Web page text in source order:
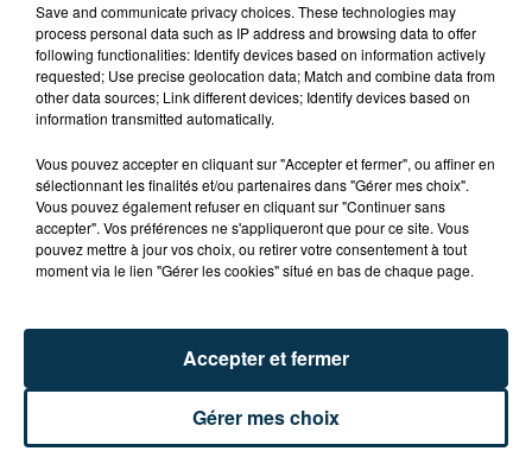
BASKET : LA CHORALE MAITRE DU DERBY DE LA
LOIRE
Save and communicate privacy choices. These technologies may
process personal data such as IP address and browsing data to offer
following functionalities: Identify devices based on information actively
requested; Use precise geolocation data; Match and combine data from
other data sources; Link different devices; Identify devices based on
information transmitted automatically.
Vous pouvez accepter en cliquant sur "Accepter et fermer", ou affiner en
sélectionnant les finalités et/ou partenaires dans "Gérer mes choix".
Vous pouvez également refuser en cliquant sur "Continuer sans
accepter". Vos préférences ne s'appliqueront que pour ce site. Vous
pouvez mettre à jour vos choix, ou retirer votre consentement à tout
moment via le lien "Gérer les cookies" situé en bas de chaque page.
Gérer mes choix
Accepter et fermer